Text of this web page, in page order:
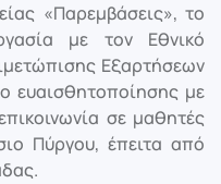
«Παρεμβάσεις», το
με τον Εθνικό
Εξαρτήσεων
ευαισθητοποίησης με
σε μαθητές
Πύργου, έπειτα από